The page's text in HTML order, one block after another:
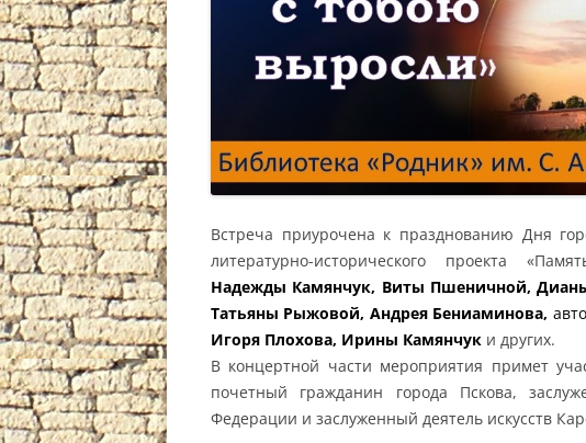
Встреча приурочена к празднованию Дня
литературно-исторического проекта
Надежды Камянчук, Виты Пшеничной,
Татьяны Рыжовой, Андрея Бениаминова,
Игоря Плохова, Ирины Камянчук и других.
В концертной части мероприятия примет
почетный гражданин города Пскова,
Федерации и заслуженный деятель искусств